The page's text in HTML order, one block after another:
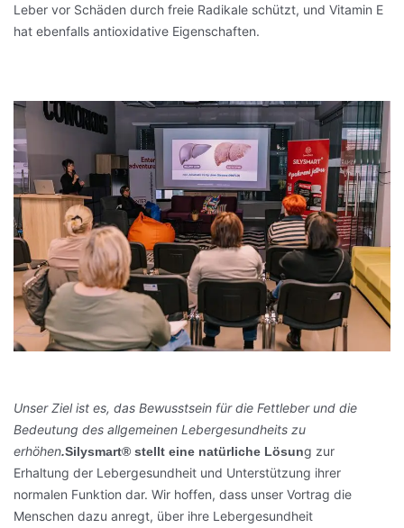
Leber vor Schäden durch freie Radikale schützt, und Vitamin E
hat ebenfalls antioxidative Eigenschaften.
Unser Ziel ist es, das Bewusstsein für die Fettleber und die
Bedeutung des allgemeinen Lebergesundheits zu
erhöhen.Silysmart® stellt eine natürliche Lösung zur
Erhaltung der Lebergesundheit und Unterstützung ihrer
normalen Funktion dar. Wir hoffen, dass unser Vortrag die
Menschen dazu anregt, über ihre Lebergesundheit